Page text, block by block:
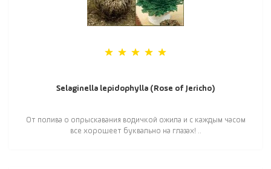
Selaginella lepidophylla (Rose of Jericho)
От полива о опрыскавания водичкой ожила и с каждым часом
все хорошеет буквально на глазах! ..